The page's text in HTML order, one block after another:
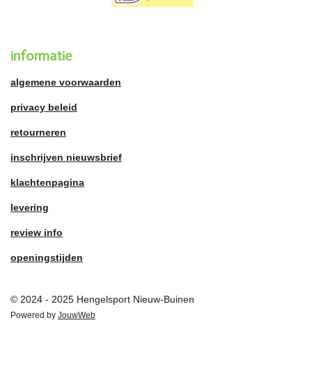
informatie
algemene voorwaarden
privacy beleid
retourneren
inschrijven nieuwsbrief
klachtenpagina
levering
review info
openingstijden
© 2024 - 2025 Hengelsport Nieuw-Buinen
Powered by JouwWeb